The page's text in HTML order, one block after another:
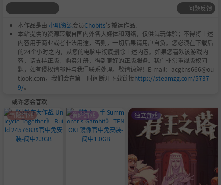
问题反馈
本作品是由 小叽资源会员Chobits's 搬运作品.
本站提供的资源转载自国内外各大媒体和网络，仅供试玩体验；不得将上述
内容用于商业或者非法用途，否则，一切后果请用户自负。您必须在下载后
的24个小时之内，从您的电脑中彻底删除上述内容。如果您喜欢该游戏内
容，请支持正版，购买注册，得到更好的正版服务。我们非常重视版权问
题，如有侵权请邮件与我们联系处理。敬请谅解！E-mail：acgbns666@ou
tlook.com，我们会在第一时间断开下载链接https://steamzg.com/5737
9/。
或许您会喜欢
冒险游戏 策略游戏 独立游戏